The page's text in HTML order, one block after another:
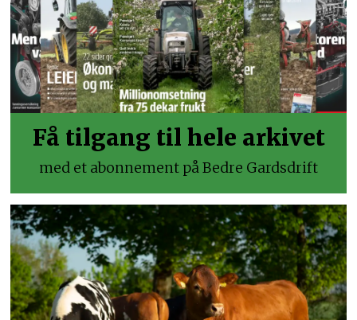
Få tilgang til hele arkivet
med et abonnement på Bedre Gardsdrift